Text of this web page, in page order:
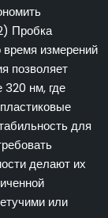
Пробка
время измерений
позволяет
нм, где
для
делают их
или